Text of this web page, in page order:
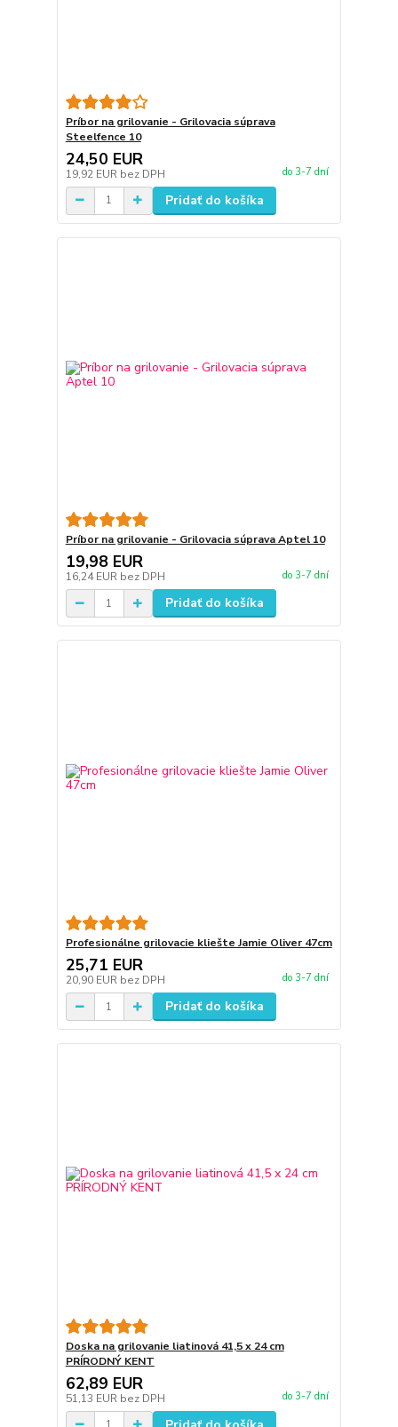
Príbor na grilovanie - Grilovacia súprava
Steelfence 10
24,50 EUR
19,92 EUR bez DPH do 3-7 dní
Pridať do košíka
Príbor na grilovanie - Grilovacia súprava Aptel 10
19,98 EUR
16,24 EUR bez DPH do 3-7 dní
Pridať do košíka
Profesionálne grilovacie kliešte Jamie Oliver 47cm
25,71 EUR
20,90 EUR bez DPH do 3-7 dní
Pridať do košíka
Doska na grilovanie liatinová 41,5 x 24 cm
PRÍRODNÝ KENT
62,89 EUR
51,13 EUR bez DPH do 3-7 dní